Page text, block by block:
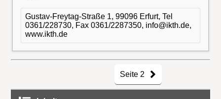
Gustav-Freytag-Straße 1, 99096 Erfurt, Tel
0361/228730, Fax 0361/2287350, info@ikth.de,
www.ikth.de
Seite 2